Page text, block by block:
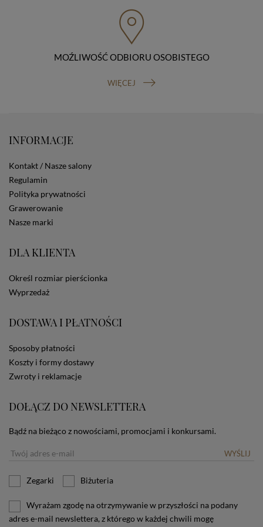
organu nadzorczego (Prezesa Urzędu Ochrony Danych
Osobowych, ul. Stawki 2, 00-193 Warszawa) oraz
prawo do cofnięcia zgody na przetwarzanie danych
osobowych (masz prawo cofnięcia zgody na
przetwarzanie danych w dowolnym momencie;
przetwarzania, którego dokonano na podstawie Twojej
zgody przed jej cofnięciem). W celu wykonania swoich
nie podasz danych, nie będziesz mógł przeglądać
zawartości naszej strony
Zautomatyzowane podejmowanie decyzji
Na stronie Sklepu są wykorzystywane pliki cookies.
Stosowane są one w celach zapewnienia maksymalnej
wygody wszystkich użytkowników (w tym Kupujących)
przy korzystaniu ze Sklepu (zapamiętywanie
preferencji i ustawień na stronie, zbieranie
anonimowych danych dla celów reklamowych i
portale społecznościowe, np. Facebook). Korzystanie
dotyczących cookies oznacza, że będą one
zamieszczane w urządzeniu końcowym każdego
użytkownika. Jeżeli użytkownik nie wyraża zgody na
ustawienia swojej przeglądarki.
informacji o plikach cookies.
MOŹLIWOŚĆ ODBIORU OSOBISTEGO
WIĘCEJ
INFORMACJE
Kontakt / Nasze salony
Regulamin
Polityka prywatności
Grawerowanie
Nasze marki
DLA KLIENTA
Określ rozmiar pierścionka
Wyprzedaż
DOSTAWA I PŁATNOŚCI
Sposoby płatności
Koszty i formy dostawy
Zwroty i reklamacje
DOŁĄCZ DO NEWSLETTERA
Bądź na bieżąco z nowościami, promocjami i konkursami.
WYŚLIJ
Zegarki Biżuteria
Wyrażam zgodę na otrzymywanie w przyszłości na podany
adres e-mail newslettera, z którego w każdej chwili mogę